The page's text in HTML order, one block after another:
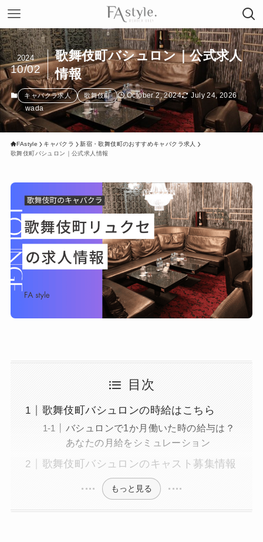
歌舞伎町バシュロン｜公式求人
情報
2024
10/02
キャバクラ求人 歌舞伎町 October 2, 2024
July 24, 2026
wada
FAstyle キャバクラ
新宿・歌舞伎町のおすすめキャバクラ求人
歌舞伎町バシュロン｜公式求人情報
目次
歌舞伎町バシュロンの時給はこちら
バシュロンで1か月働いた時の給与は？
あなたの月給をシミュレーション
歌舞伎町バシュロンのキャスト募集情報
もっと見る